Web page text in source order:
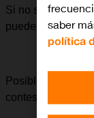
Si no se pueden
puede haber
Posible causa 1
contestador, es
saber
política